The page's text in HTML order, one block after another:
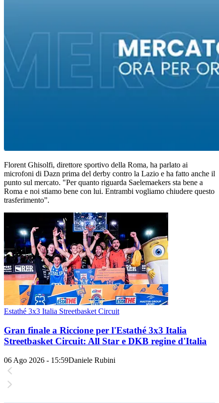
Florent Ghisolfi, direttore sportivo della Roma, ha parlato ai
microfoni di Dazn prima del derby contro la Lazio e ha fatto anche il
punto sul mercato. "Per quanto riguarda Saelemaekers sta bene a
Roma e noi stiamo bene con lui. Entrambi vogliamo chiudere questo
trasferimento”.
Estathé 3x3 Italia Streetbasket Circuit
Gran finale a Riccione per l'Estathé 3x3 Italia
Streetbasket Circuit: All Star e DKB regine d'Italia
06 Ago 2026 - 15:59Daniele Rubini